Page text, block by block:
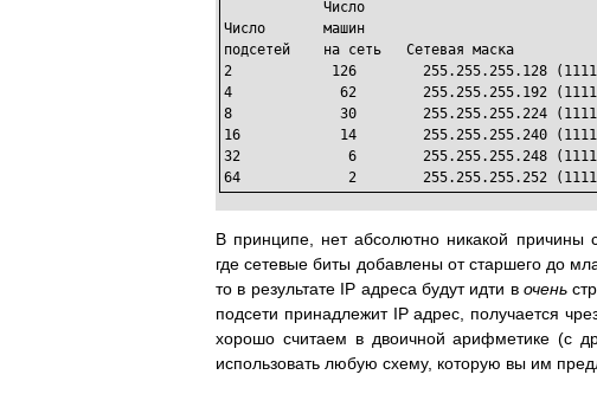
            Число
Число       машин
подсетей    на сеть   Сетевая маска
2            126        255.255.255.128
4             62        255.255.255.192
8             30        255.255.255.224
16            14        255.255.255.240
32             6        255.255.255.248
64             2        255.255.255.252
В принципе, нет абсолютно никакой причины
где сетевые биты добавлены от старшего до
то в результате IP адреса будут идти в очень
подсети принадлежит IP адрес, получается
хорошо считаем в двоичной арифметике (с
использовать любую схему, которую вы им